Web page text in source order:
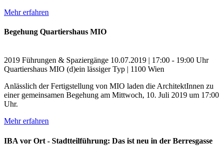
Mehr erfahren
Begehung Quartiershaus MIO
2019 Führungen & Spaziergänge 10.07.2019 | 17:00 - 19:00 Uhr
Quartiershaus MIO (d)ein lässiger Typ | 1100 Wien
Anlässlich der Fertigstellung von MIO laden die ArchitektInnen zu
einer gemeinsamen Begehung am Mittwoch, 10. Juli 2019 um 17:00
Uhr.
Mehr erfahren
IBA vor Ort - Stadtteilführung: Das ist neu in der Berresgasse